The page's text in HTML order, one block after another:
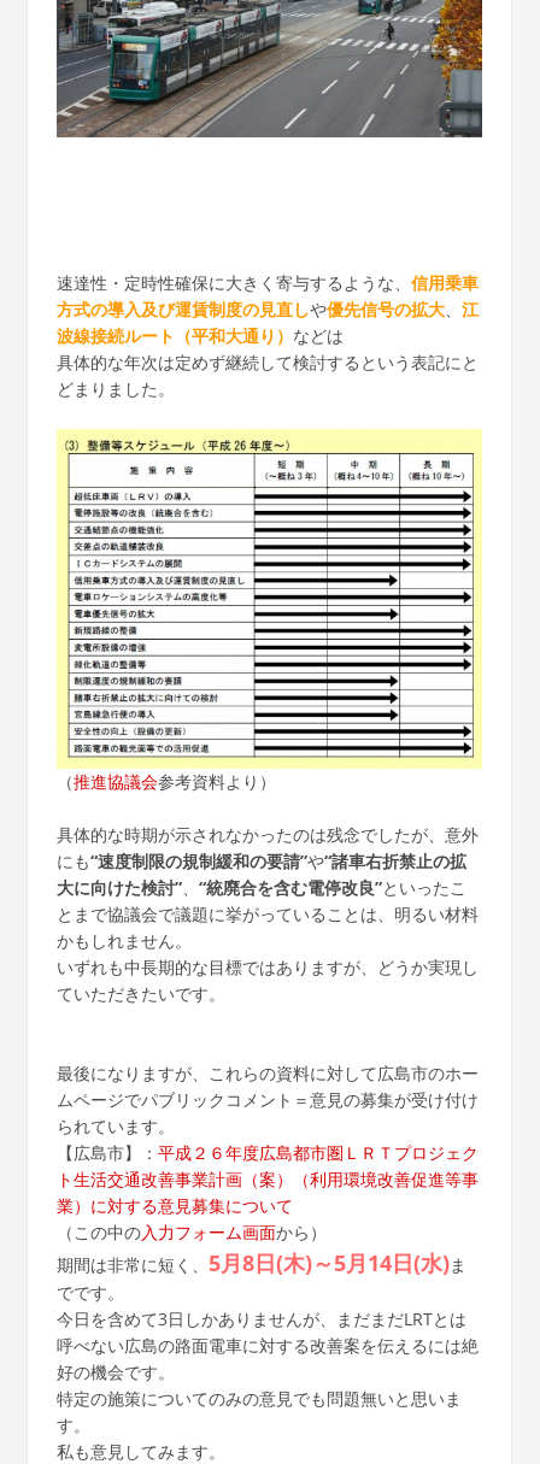
速達性・定時性確保に大きく寄与するような、 信用乗車
方式の導入及び運賃制度の見直しや優先信号の拡大、 江
波線接続ルート（平和大通り） などは
具体的な年次は定めず継続して検討するという表記にと
どまりました。
（推進協議会参考資料より）
具体的な時期が示されなかったのは残念でしたが、意外
にも“速度制限の規制緩和の要請”や“諸車右折禁止の拡
大に向けた検討”、 “統廃合を含む電停改良”といったこ
とまで協議会で議題に挙がっていることは、明るい材料
かもしれません。
いずれも中長期的な目標ではありますが、どうか実現し
ていただきたいです。
最後になりますが、これらの資料に対して広島市のホー
ムページでパブリックコメント＝意見の募集が受け付け
られています。
【広島市】： 平成２６年度広島都市圏ＬＲＴプロジェク
ト生活交通改善事業計画（案）（利用環境改善促進等事
業）に対する意見募集について
（この中の入力フォーム画面から）
期間は非常に短く、 5月8日(木)～5月14日(水)ま
でです。
今日を含めて3日しかありませんが、まだまだLRTとは
呼べない広島の路面電車に対する改善案を伝えるには絶
好の機会です。
特定の施策についてのみの意見でも問題無いと思いま
す。
私も意見してみます。